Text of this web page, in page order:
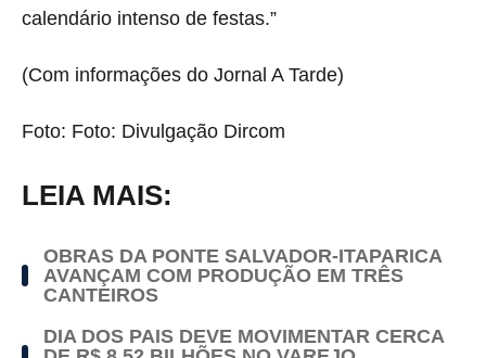
calendário intenso de festas.”
(Com informações do Jornal A Tarde)
Foto: Foto: Divulgação Dircom
LEIA MAIS:
OBRAS DA PONTE SALVADOR-ITAPARICA
AVANÇAM COM PRODUÇÃO EM TRÊS
CANTEIROS
DIA DOS PAIS DEVE MOVIMENTAR CERCA